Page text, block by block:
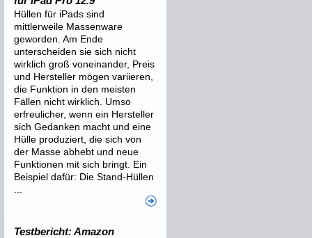
Hüllen für iPads sind
mittlerweile Massenware
geworden. Am Ende
unterscheiden sie sich nicht
wirklich groß voneinander, Preis
und Hersteller mögen variieren,
die Funktion in den meisten
Fällen nicht wirklich. Umso
erfreulicher, wenn ein Hersteller
sich Gedanken macht und eine
Hülle produziert, die sich von
der Masse abhebt und neue
Funktionen mit sich bringt. Ein
Beispiel dafür: Die Stand-Hüllen
Testbericht: Amazon